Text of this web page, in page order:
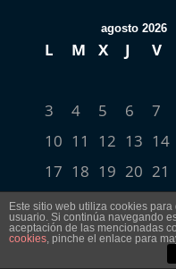
agosto 2026
L M X J V
3
4 5 6 7
10 11 12 13 14
17 18 19 20 21
24 25 26 27 28
31
Este sitio web utiliza cookies
usuario. Si continúa navegando
aceptación de las mencionadas
cookies, pinche el enlace para